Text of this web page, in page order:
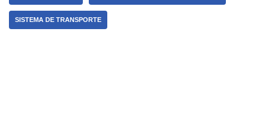
SISTEMA DE TRANSPORTE